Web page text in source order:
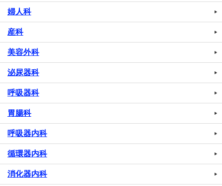
婦人科
産科
美容外科
泌尿器科
呼吸器科
胃腸科
呼吸器内科
循環器内科
消化器内科